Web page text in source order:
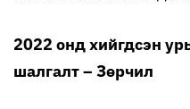
2022 онд хийгдсэн
шалгалт – Зөрчил